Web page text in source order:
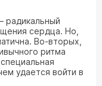
радикальный
сердца. Но,
Во-вторых,
ритма
удается войти в